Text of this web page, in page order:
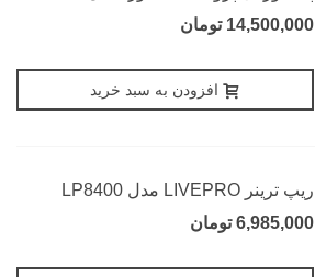
14,500,000 تومان
افزودن به سبد خرید
ریپ ترینر LIVEPRO مدل LP8400
6,985,000 تومان